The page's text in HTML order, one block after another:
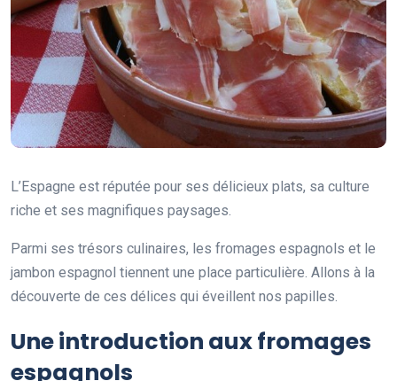
L’Espagne est réputée pour ses délicieux plats, sa culture
riche et ses magnifiques paysages.
Parmi ses trésors culinaires, les fromages espagnols et le
jambon espagnol tiennent une place particulière. Allons à la
découverte de ces délices qui éveillent nos papilles.
Une introduction aux fromages
espagnols